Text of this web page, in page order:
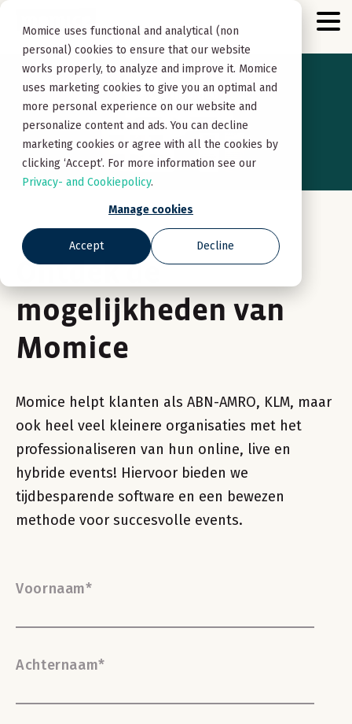
Momice uses functional and analytical (non
personal) cookies to ensure that our website
works properly, to analyze and improve it. Momice
uses marketing cookies to give you an optimal and
more personal experience on our website and
personalize content and ads. You can decline
marketing cookies or agree with all the cookies by
clicking ‘Accept’. For more information see our
Privacy- and Cookiepolicy.
Manage cookies
Accept Decline
Ontdek de
mogelijkheden van
Momice
Momice helpt klanten als ABN-AMRO, KLM, maar
ook heel veel kleinere organisaties met het
professionaliseren van hun online, live en
hybride events! Hiervoor bieden we
tijdbesparende software en een bewezen
methode voor succesvolle events.
Voornaam*
Achternaam*